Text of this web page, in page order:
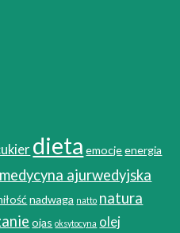
dieta emocje energia
medycyna ajurwedyjska
nadwaga natto natura
ojas oksytocyna olej